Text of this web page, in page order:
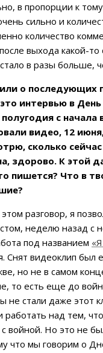
в пропорции к
сильно и
количество
выхода какой-
в разы больше,
о последующих
интервью в
с начала
видео, 12
сколько
здорово. К этой
пишется? Что в
разговор, я
неделю назад с
под названием
Снят видеоклип был
но не в самом
то есть еще до
не стали даже этот
работать над тем,
войной. Но это не
что мы говорим о